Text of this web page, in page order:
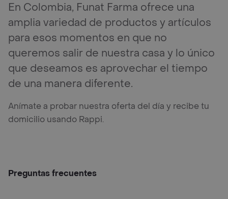
En Colombia, Funat Farma ofrece una
amplia variedad de productos y artículos
para esos momentos en que no
queremos salir de nuestra casa y lo único
que deseamos es aprovechar el tiempo
de una manera diferente.
Anímate a probar nuestra oferta del día y recibe tu
domicilio usando Rappi.
Preguntas frecuentes